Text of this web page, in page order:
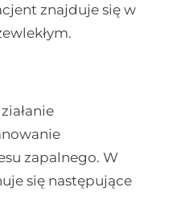
znajduje się w
zapalnego. W
się następujące